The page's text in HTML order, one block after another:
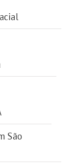
São